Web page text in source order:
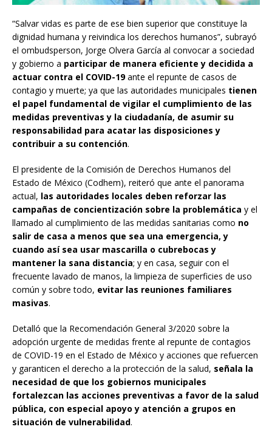
“Salvar vidas es parte de ese bien superior que constituye la
dignidad humana y reivindica los derechos humanos”, subrayó
el ombudsperson, Jorge Olvera García al convocar a sociedad
y gobierno a participar de manera eficiente y decidida a
actuar contra el COVID-19ante el repunte de casos de
contagio y muerte; ya que las autoridades municipales tienen
el papel fundamental de vigilar el cumplimiento de las
medidas preventivas y la ciudadanía, de asumir su
responsabilidad para acatar las disposiciones y
contribuir a su contención.
El presidente de la Comisión de Derechos Humanos del
Estado de México (Codhem), reiteró que ante el panorama
actual, las autoridades locales deben reforzar las
campañas de concientización sobre la problemática y el
llamado al cumplimiento de las medidas sanitarias como no
salir de casa a menos que sea una emergencia, y
cuando así sea usar mascarilla o cubrebocas y
mantener la sana distancia; y en casa, seguir con el
frecuente lavado de manos, la limpieza de superficies de uso
común y sobre todo, evitar las reuniones familiares
masivas.
Detalló que la Recomendación General 3/2020 sobre la
adopción urgente de medidas frente al repunte de contagios
de COVID-19 en el Estado de México y acciones que refuercen
y garanticen el derecho a la protección de la salud, señala la
necesidad de que los gobiernos municipales
fortalezcan las acciones preventivas a favor de la salud
pública, con especial apoyo y atención a grupos en
situación de vulnerabilidad.